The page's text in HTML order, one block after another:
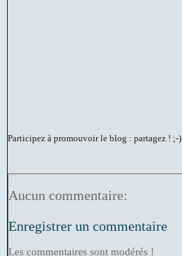
Participez à promouvoir le blog : partagez ! ;-)
Aucun commentaire:
Enregistrer un commentaire
Les commentaires sont modérés !